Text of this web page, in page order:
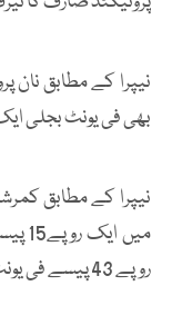
نیپرا کے مطابق نان
بھی فی یونٹ بجلی ایک روپے 15 پیسے
نیپرا کے مطابق
روپے 43 پیسے فی یونٹ مقرر کیا گیا ہے۔